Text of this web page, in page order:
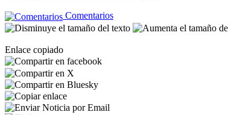
Comentarios
Enlace copiado